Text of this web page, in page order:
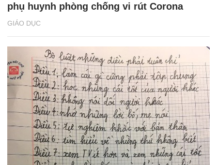
GIÁO DỤC
phụ huynh phòng chống vi rút Corona